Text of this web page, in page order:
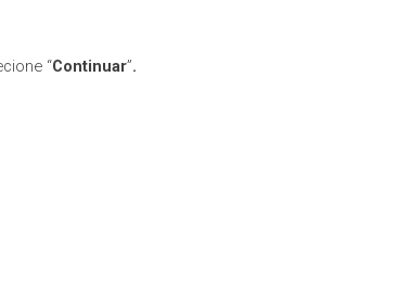
“Continuar”.